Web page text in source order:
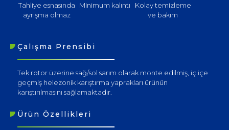
Tahliye esnasında
ayrışma olmaz
Minimum kalıntı
Kolay temizleme
ve bakım
Çalışma Prensibi
Tek rotor üzerine sağ/sol sarım olarak monte edilmiş, iç içe
geçmiş helezonik karıştırma yaprakları ürünün
karıştırılmasını sağlamaktadır.
Ürün Özellikleri